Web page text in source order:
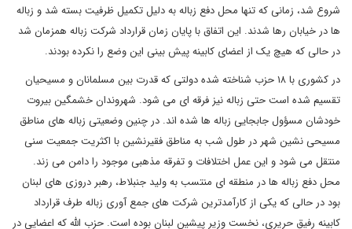
شروع شد، زمانی که تنها محل دفع زباله به دلیل تکمیل ظرفیت بسته شد و زباله
ها در خیابان رها شدند. این اتفاق با پایان زمان قرارداد شرکت زباله همزمان شد
در حالی که هیچ یک از اعضای کابینه پیش بینی این وضع را نکرده بودند.
در کشوری با ۱۸ حزب شناخته شده دولتی که قدرت بین مسلمانان و مسیحیان
تقسیم شده است حتی زباله نیز فرقه ای می شود. شهروندان خشمگین بیروت
خودشان مسؤول جابجایی زباله ها شده اند. در چنین وضعیتی زباله های مناطق
مسیحی نشین شهر در طول شب به مناطق فقیرنشین با اکثریت جمعیت سنی
منتقل می شود و این عمل اختلافات و تفرقه مذهبی موجود را دامن می زند.
محل دفع زباله ها در منطقه ای منتسب به ولید جنبلاط، رهبر دروزی های لبنان
بود در حالی که یکی از کارآمدترین شرکت های جمع آوری زباله طرف قرارداد
کابینه رفیق حریری، نخست وزیر پیشین لبنان بوده است. حزب الله که اعضایی در